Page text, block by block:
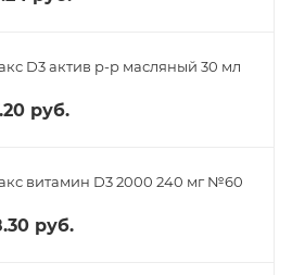
D3 актив р-р масляный 30 мл
руб.
витамин D3 2000 240 мг №60
руб.